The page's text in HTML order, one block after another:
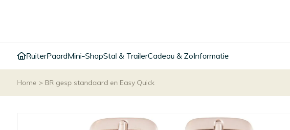
RuiterPaardMini-ShopStal & TrailerCadeau & ZoInformatie
Home > BR gesp standaard en Easy Quick